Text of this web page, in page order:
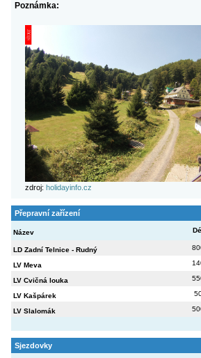
Poznámka:
zdroj: holidayinfo.cz
Přepravní zařízení
Název
LD Zadní Telnice - Rudný
LV Meva
LV Cvičná louka
LV Kašpárek
LV Slalomák
Sjezdovky